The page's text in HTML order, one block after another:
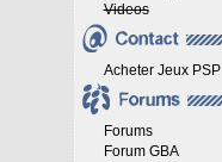
Videos
Acheter Jeux PSP
Forums
Forum GBA